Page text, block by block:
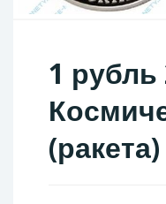
1 рубль
(ракета)